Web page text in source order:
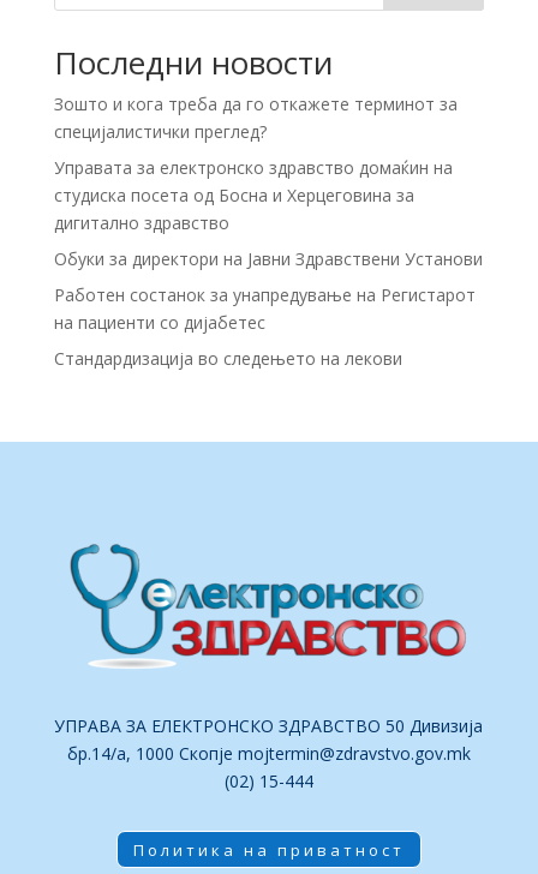
Последни новости
Зошто и кога треба да го откажете терминот за
специјалистички преглед?
Управата за електронско здравство домаќин на
студиска посета од Босна и Херцеговина за
дигитално здравство
Обуки за директори на Јавни Здравствени Установи
Работен состанок за унапредување на Регистарот
на пациенти со дијабетес
Стандардизација во следењето на лекови
УПРАВА ЗА ЕЛЕКТРОНСКО ЗДРАВСТВО 50 Дивизија
бр.14/а, 1000 Скопје mojtermin@zdravstvo.gov.mk
(02) 15-444
Политика на приватност